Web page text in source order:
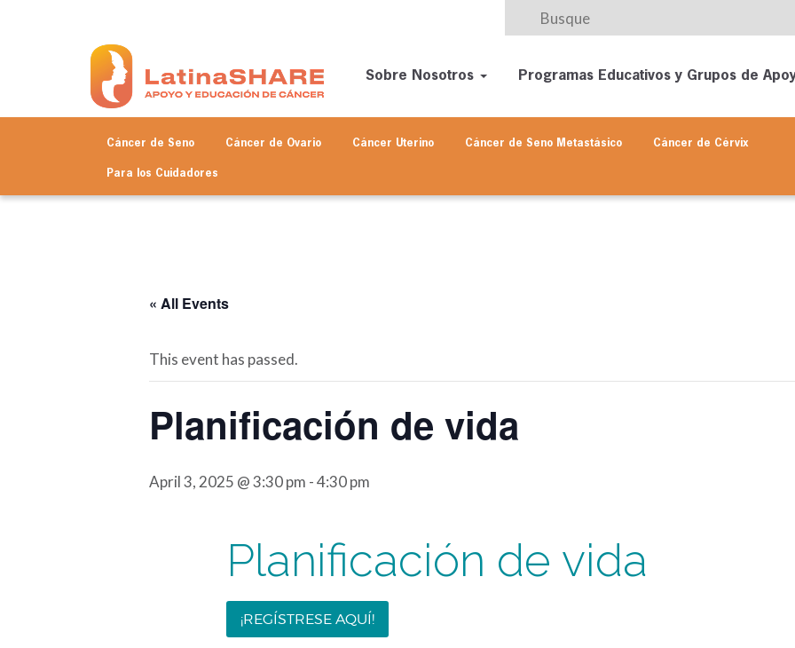
Sobre Nosotros Programas Educativos y Grupos de
Cáncer de Seno Cáncer de Ovario Cáncer Uterino Cáncer de Seno Metastásico Cáncer de Cérvix
Para los Cuidadores
« All Events
This event has passed.
Planificación de vida
April 3, 2025 @ 3:30 pm -4:30 pm
Planificación de vida
¡REGÍSTRESE AQUÍ!